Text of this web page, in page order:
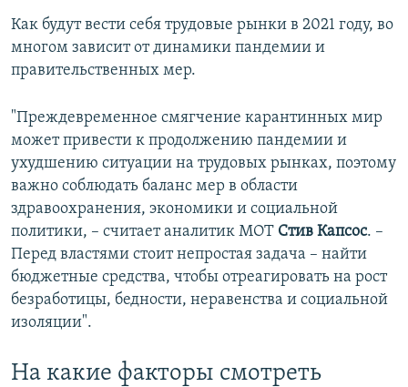
Как будут вести себя трудовые рынки в 2021 году, во
многом зависит от динамики пандемии и
правительственных мер.
"Преждевременное смягчение карантинных мир
может привести к продолжению пандемии и
ухудшению ситуации на трудовых рынках, поэтому
важно соблюдать баланс мер в области
здравоохранения, экономики и социальной
политики, – считает аналитик МОТ Стив Капсос. –
Перед властями стоит непростая задача – найти
бюджетные средства, чтобы отреагировать на рост
безработицы, бедности, неравенства и социальной
изоляции".
На какие факторы смотреть